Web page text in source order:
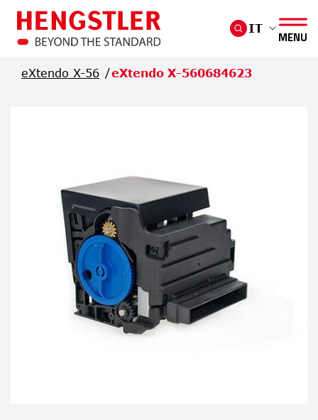
Salta al contenuto principale
IT
MENU
eXtendo X-56 eXtendo X-560684623